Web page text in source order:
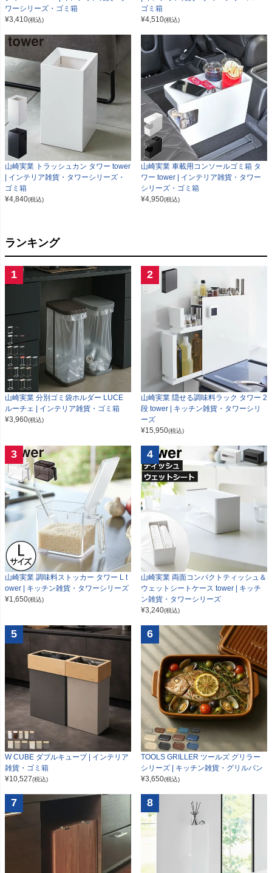
ワーシリーズ・ゴミ箱
¥3,410(税込)
ゴミ箱
¥4,510(税込)
山崎実業 トラッシュカン タワー tower
| インテリア雑貨・タワーシリーズ・
ゴミ箱
¥4,840(税込)
山崎実業 車載用コンソールゴミ箱 タ
ワー tower | インテリア雑貨・タワー
シリーズ・ゴミ箱
¥4,950(税込)
ランキング
1
山崎実業 分別ゴミ袋ホルダー LUCE
ルーチェ | インテリア雑貨・ゴミ箱
¥3,960(税込)
2
山崎実業 隠せる調味料ラック タワー 2
段 tower | キッチン雑貨・タワーシリ
ーズ
¥15,950(税込)
3
山崎実業 調味料ストッカー タワー L t
ower | キッチン雑貨・タワーシリーズ
¥1,650(税込)
4
山崎実業 両面コンパクトティッシュ＆
ウェットシートケース tower | キッチ
ン雑貨・タワーシリーズ
¥3,240(税込)
5
W CUBE ダブルキューブ | インテリア
雑貨・ゴミ箱
¥10,527(税込)
6
TOOLS GRILLER ツールズ グリラー
シリーズ | キッチン雑貨・グリルパン
¥3,650(税込)
7 8